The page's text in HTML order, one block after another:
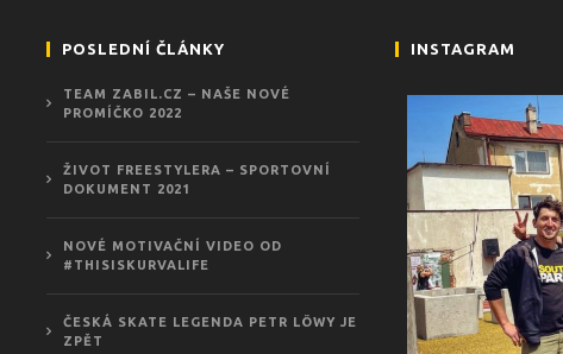
POSLEDNÍ ČLÁNKY
TEAM ZABIL.CZ – NAŠE NOVÉ
PROMÍČKO 2022
ŽIVOT FREESTYLERA – SPORTOVNÍ
DOKUMENT 2021
NOVÉ MOTIVAČNÍ VIDEO OD
#THISISKURVALIFE
ČESKÁ SKATE LEGENDA PETR LÖWY JE
ZPĚT
INSTAGRAM